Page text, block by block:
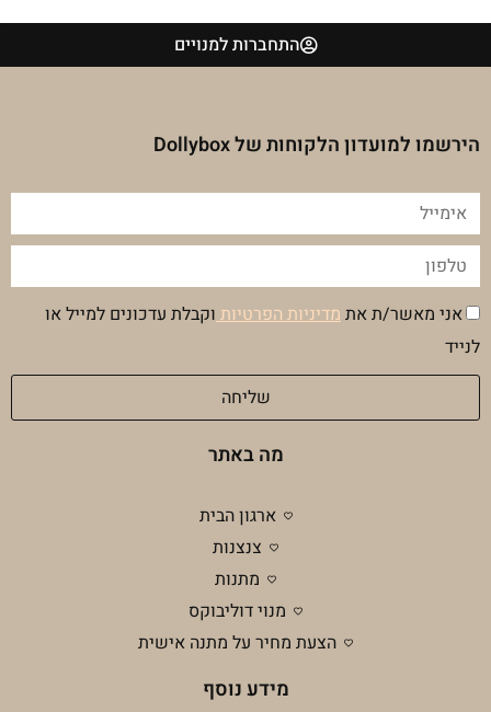
התחברות למנויים
הירשמו למועדון הלקוחות של Dollybox
אימייל
טלפון
הסכמה
פרטיות
אני מאשר/ת אתמדיניות הפרטיותוקבלת עדכונים למייל או
לנייד
שליחה
מה באתר
ארגון הבית
צנצנות
מתנות
מנוי דוליבוקס
הצעת מחיר על מתנה אישית
מידע נוסף